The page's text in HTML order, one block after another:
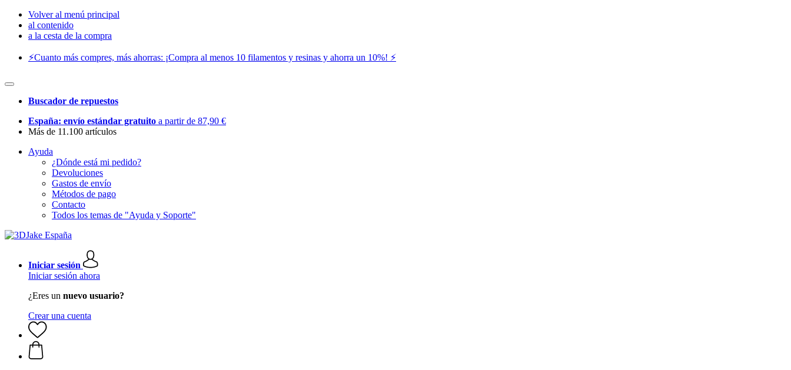
Volver al menú principal
al contenido
a la cesta de la compra
⚡️Cuanto más compres, más ahorras: ¡Compra al menos 10 filamentos y resinas y ahorra un 10%! ⚡️
Buscador de repuestos
España: envío estándar gratuito a partir de 87,90 €
Más de 11.100 artículos
Ayuda
¿Dónde está mi pedido?
Devoluciones
Gastos de envío
Métodos de pago
Contacto
Todos los temas de "Ayuda y Soporte"
Iniciar sesión
Iniciar sesión ahora
¿Eres un nuevo usuario?
Crear una cuenta